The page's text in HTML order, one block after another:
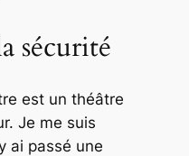
sécurité
est un théâtre
Je me suis
ai passé une